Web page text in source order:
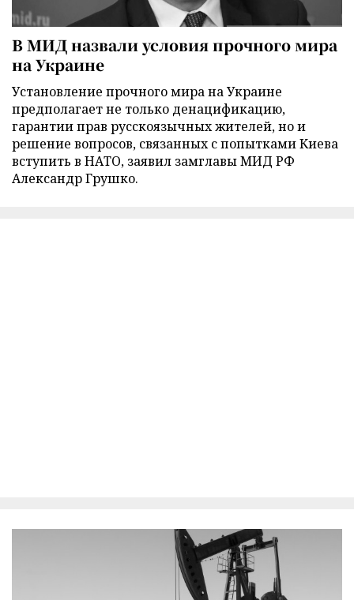
В МИД назвали условия прочного мира
на Украине
Установление прочного мира на Украине
предполагает не только денацификацию,
гарантии прав русскоязычных жителей, но и
решение вопросов, связанных с попытками Киева
вступить в НАТО, заявил замглавы МИД РФ
Александр Грушко.